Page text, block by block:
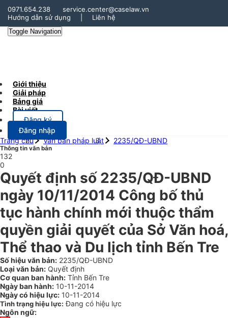
0971.654.238
service.center@caselaw.vn
Hướng dẫn sử dụng
Liên hệ
Toggle Navigation
Giới thiệu
Giải pháp
Bảng giá
Bài viết
Đăng ký
Đăng nhập
Trang chủ
Văn bản pháp luật 2235/QĐ-UBND
Thông tin văn bản
132
0
Quyết định số 2235/QĐ-UBND
ngày 10/11/2014 Công bố thủ
tục hành chính mới thuộc thẩm
quyền giải quyết của Sở Văn hoá,
Thể thao và Du lịch tỉnh Bến Tre
Số hiệu văn bản: 2235/QĐ-UBND
Loại văn bản: Quyết định
Cơ quan ban hành: Tỉnh Bến Tre
Ngày ban hành: 10-11-2014
Ngày có hiệu lực: 10-11-2014
Tình trạng hiệu lực: Đang có hiệu lực
Ngôn ngữ: